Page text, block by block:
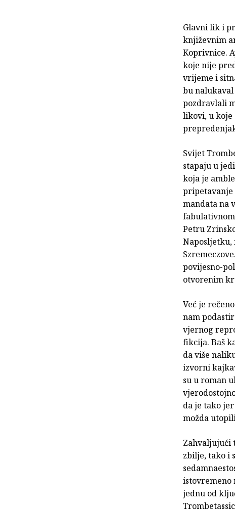
Glavni lik i
književnim
Koprivnice.
koje nije
vrijeme i
bu
pozdravlali
likovi, u koje
Svijet
stapaju u
koja je
pripetavanje
mandata na
Petru
Naposljetku,
povijesno-
otvorenim
Već je
nam
vjernog
fikcija. Baš
da više
izvorni
su u roman
da je tako
možda
Zahvaljujući
zbilje, tako i
istovremeno
jednu od